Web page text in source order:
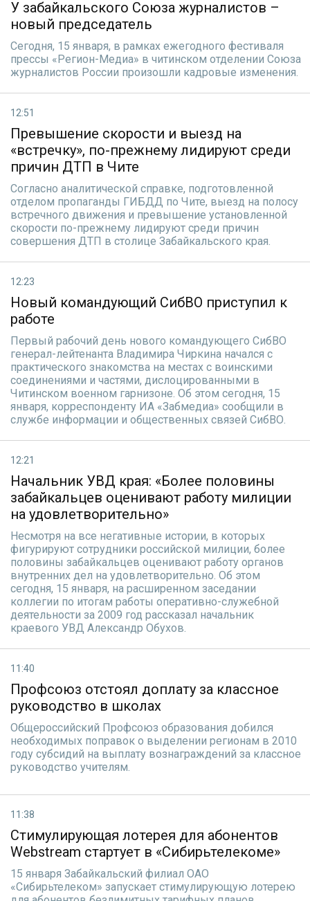
У забайкальского Союза журналистов –
новый председатель
Сегодня, 15 января, в рамках ежегодного фестиваля
прессы «Регион-Медиа» в читинском отделении Союза
журналистов России произошли кадровые изменения.
12:51
Превышение скорости и выезд на
«встречку», по-прежнему лидируют среди
причин ДТП в Чите
Согласно аналитической справке, подготовленной
отделом пропаганды ГИБДД по Чите, выезд на полосу
встречного движения и превышение установленной
скорости по-прежнему лидируют среди причин
совершения ДТП в столице Забайкальского края.
12:23
Новый командующий СибВО приступил к
работе
Первый рабочий день нового командующего СибВО
генерал-лейтенанта Владимира Чиркина начался с
практического знакомства на местах с воинскими
соединениями и частями, дислоцированными в
Читинском военном гарнизоне. Об этом сегодня, 15
января, корреспонденту ИА «Забмедиа» сообщили в
службе информации и общественных связей СибВО.
12:21
Начальник УВД края: «Более половины
забайкальцев оценивают работу милиции
на удовлетворительно»
Несмотря на все негативные истории, в которых
фигурируют сотрудники российской милиции, более
половины забайкальцев оценивают работу органов
внутренних дел на удовлетворительно. Об этом
сегодня, 15 января, на расширенном заседании
коллегии по итогам работы оперативно-служебной
деятельности за 2009 год рассказал начальник
краевого УВД Александр Обухов.
11:40
Профсоюз отстоял доплату за классное
руководство в школах
Общероссийский Профсоюз образования добился
необходимых поправок о выделении регионам в 2010
году субсидий на выплату вознаграждений за классное
руководство учителям.
11:38
Стимулирующая лотерея для абонентов
Webstream стартует в «Сибирьтелекоме»
15 января Забайкальский филиал ОАО
«Сибирьтелеком» запускает стимулирующую лотерею